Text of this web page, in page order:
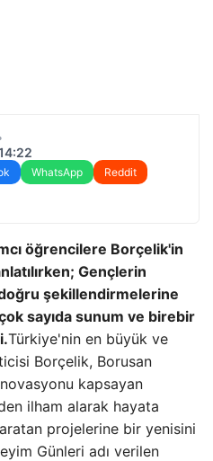
WhatsApp
Reddit
öğrencilere Borçelik'in
Gençlerin
şekillendirmelerine
sayıda sunum ve birebir
Türkiye'nin en büyük ve
Borçelik, Borusan
kapsayan
ilham alarak hayata
projelerine bir yenisini
Günleri adı verilen